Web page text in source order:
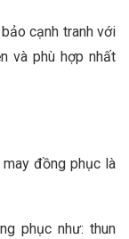
cạnh tranh với
và phù hợp nhất
đồng phục là
phục như: thun